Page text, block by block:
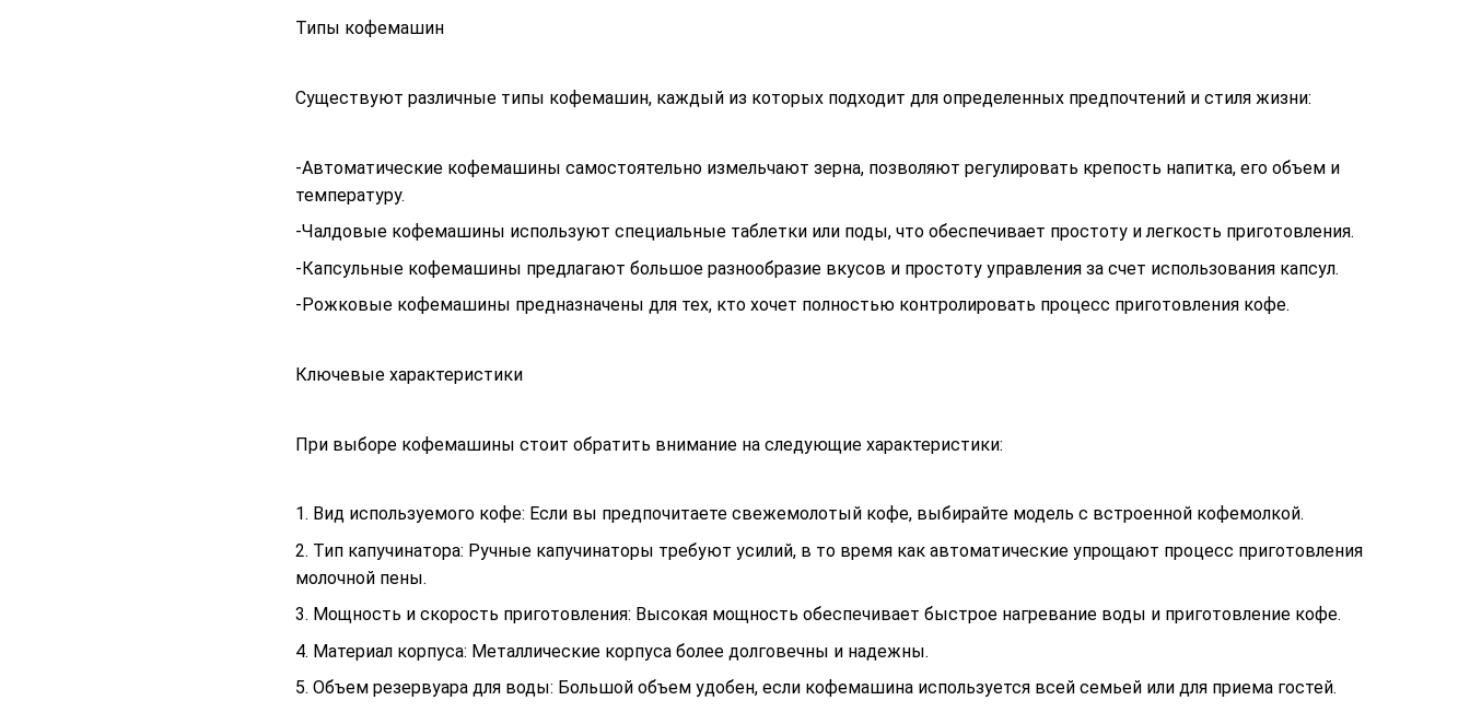
Типы кофемашин
Существуют различные типы кофемашин, каждый из которых подходит для определенных предпочтений и стиля жизни:
-Автоматические кофемашины самостоятельно измельчают зерна, позволяют регулировать крепость напитка, его объем и
температуру.
-Чалдовые кофемашины используют специальные таблетки или поды, что обеспечивает простоту и легкость приготовления.
-Капсульные кофемашины предлагают большое разнообразие вкусов и простоту управления за счет использования капсул.
-Рожковые кофемашины предназначены для тех, кто хочет полностью контролировать процесс приготовления кофе.
Ключевые характеристики
При выборе кофемашины стоит обратить внимание на следующие характеристики:
1. Вид используемого кофе: Если вы предпочитаете свежемолотый кофе, выбирайте модель с встроенной кофемолкой.
2. Тип капучинатора: Ручные капучинаторы требуют усилий, в то время как автоматические упрощают процесс приготовления
молочной пены.
3. Мощность и скорость приготовления: Высокая мощность обеспечивает быстрое нагревание воды и приготовление кофе.
4. Материал корпуса: Металлические корпуса более долговечны и надежны.
5. Объем резервуара для воды: Большой объем удобен, если кофемашина используется всей семьей или для приема гостей.